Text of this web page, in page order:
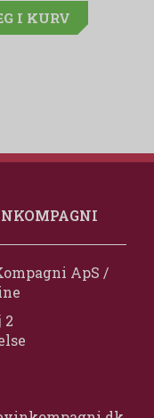
I KURV
ApS /
2